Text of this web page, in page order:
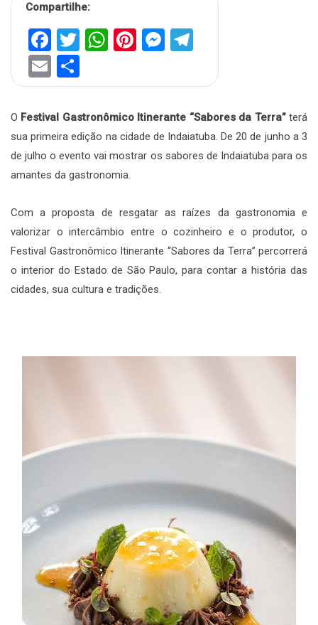
Compartilhe:
Facebook
Twitter
WhatsApp
Pinterest
Messenger
Email
O Festival Gastronômico Itinerante “Sabores da Terra”terá
sua primeira edição na cidade de Indaiatuba. De 20 de junho a 3
de julho o evento vai mostrar os sabores de Indaiatuba para os
amantes da gastronomia.
Com a proposta de resgatar as raízes da gastronomia e
valorizar o intercâmbio entre o cozinheiro e o produtor, o
Festival Gastronômico Itinerante “Sabores da Terra” percorrerá
o interior do Estado de São Paulo, para contar a história das
cidades, sua cultura e tradições.